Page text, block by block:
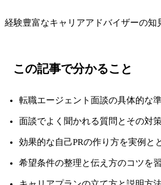
経験豊富なキャリアアドバイザーの知
この記事で分かること
転職エージェント面談の具体的な
面談でよく聞かれる質問とその対
効果的な自己PRの作り方を実例と
希望条件の整理と伝え方のコツを